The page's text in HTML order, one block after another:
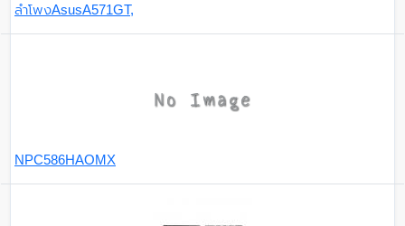
ลำโพงAsusA571GT,
NPC586HAOMX